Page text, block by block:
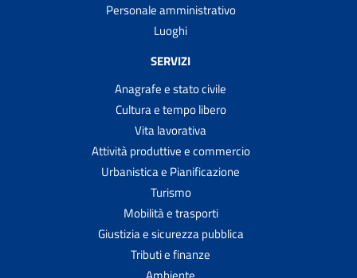
Personale amministrativo
Luoghi
SERVIZI
Anagrafe e stato civile
Cultura e tempo libero
Vita lavorativa
Attività produttive e commercio
Urbanistica e Pianificazione
Turismo
Mobilità e trasporti
Giustizia e sicurezza pubblica
Tributi e finanze